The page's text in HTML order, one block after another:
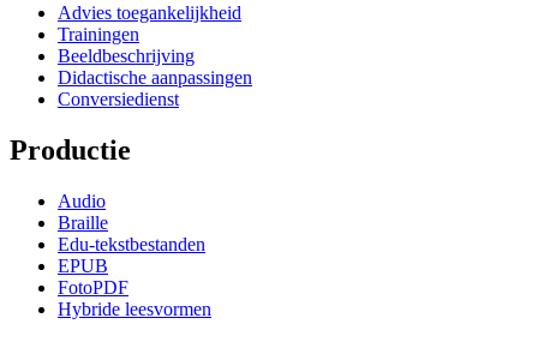
Advies toegankelijkheid
Trainingen
Beeldbeschrijving
Didactische aanpassingen
Conversiedienst
Productie
Audio
Braille
Edu-tekstbestanden
EPUB
FotoPDF
Hybride leesvormen